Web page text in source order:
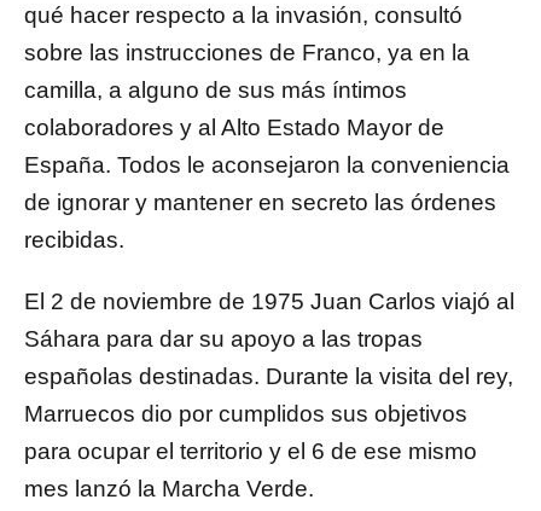
qué hacer respecto a la invasión, consultó
sobre las instrucciones de Franco, ya en la
camilla, a alguno de sus más íntimos
colaboradores y al Alto Estado Mayor de
España. Todos le aconsejaron la conveniencia
de ignorar y mantener en secreto las órdenes
recibidas.
El 2 de noviembre de 1975 Juan Carlos viajó al
Sáhara para dar su apoyo a las tropas
españolas destinadas. Durante la visita del rey,
Marruecos dio por cumplidos sus objetivos
para ocupar el territorio y el 6 de ese mismo
mes lanzó la Marcha Verde.